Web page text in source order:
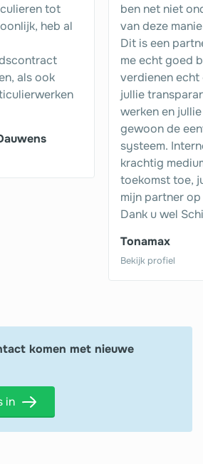
tot
heb al
als ook
ben net niet
van deze
Dit is een
me echt goed
verdienen
jullie
werken en
gewoon de
systeem.
krachtig
toekomst toe,
mijn partner
Dank u wel
Tonamax
Bekijk profiel
komen met nieuwe
in